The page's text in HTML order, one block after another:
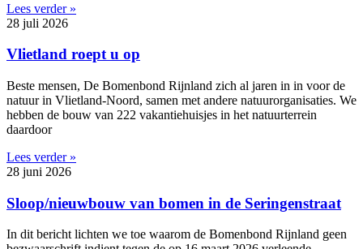
Lees verder »
28 juli 2026
Vlietland roept u op
Beste mensen, De Bomenbond Rijnland zich al jaren in in voor de
natuur in Vlietland-Noord, samen met andere natuurorganisaties. We
hebben de bouw van 222 vakantiehuisjes in het natuurterrein
daardoor
Lees verder »
28 juni 2026
Sloop/nieuwbouw van bomen in de Seringenstraat
In dit bericht lichten we toe waarom de Bomenbond Rijnland geen